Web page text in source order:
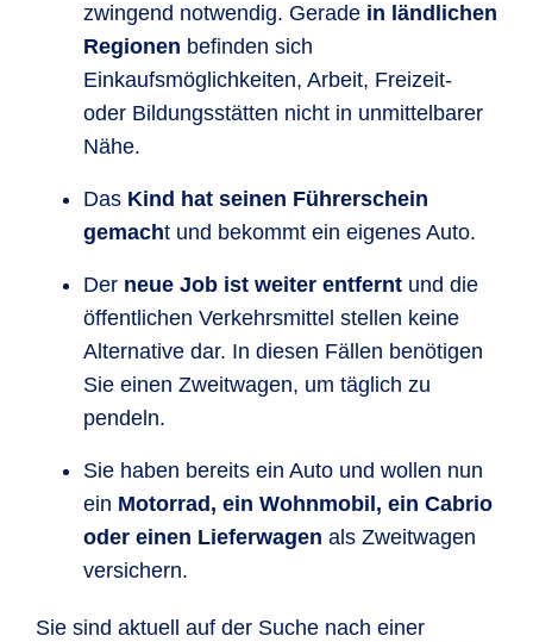
zwingend notwendig. Gerade in ländlichen
Regionen befinden sich
Einkaufsmöglichkeiten, Arbeit, Freizeit-
oder Bildungsstätten nicht in unmittelbarer
Nähe.
Das Kind hat seinen Führerschein
gemacht und bekommt ein eigenes Auto.
Der neue Job ist weiter entfernt und die
öffentlichen Verkehrsmittel stellen keine
Alternative dar. In diesen Fällen benötigen
Sie einen Zweitwagen, um täglich zu
pendeln.
Sie haben bereits ein Auto und wollen nun
ein Motorrad, ein Wohnmobil, ein Cabrio
oder einen Lieferwagen als Zweitwagen
versichern.
Sie sind aktuell auf der Suche nach einer